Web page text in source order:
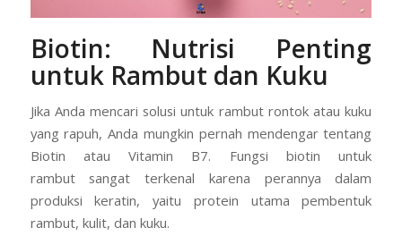
Biotin: Nutrisi Penting
untuk Rambut dan Kuku
Jika Anda mencari solusi untuk rambut rontok atau kuku
yang rapuh, Anda mungkin pernah mendengar tentang
Biotin atau Vitamin B7. Fungsi biotin untuk
rambut sangat terkenal karena perannya dalam
produksi keratin, yaitu protein utama pembentuk
rambut, kulit, dan kuku.